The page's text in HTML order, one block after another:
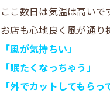
ここ数日は気温は高いで
お店も心地良く風が通り
「風が気持ちい」
「眠たくなっちゃう」
「外でカットしてもらっ